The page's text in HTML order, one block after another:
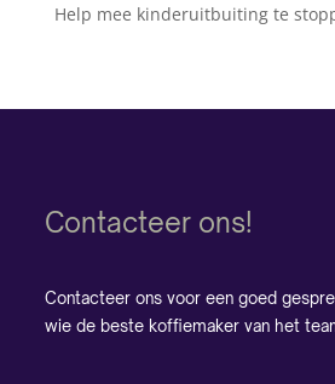
Help mee kinderuitbuiting te
Contacteer ons!
Contacteer ons voor een goed
wie de beste koffiemaker van het